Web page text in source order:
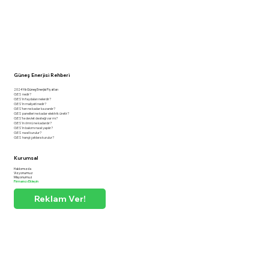
Kurumsal
Hakkımızda
Vizyonumuz
Misyonumuz
Firmanızı Ekleyin
Reklam Ver!
Güneş Enerjisi Rehberi
2024 Yılı Güneş Enerjisi Fiyatları
GES nedir?
GES'in faydaları nelerdir?
GES'in maliyeti nedir?
GES'ten ne kadar kazanılır?
GES panelleri ne kadar elektrik üretir?
GES'te devlet desteği var mı?
GES'in ömrü ne kadardır?
GES'in bakımı nasıl yapılır?
GES nasıl kurulur?
GES hangi çatılara kurulur?